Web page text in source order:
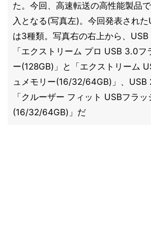
た。今回、高速転送の高性能製品
入となる(写真左)。今回発表され
は3種類。写真右の右上から、
「エクストリーム プロ USB 3.0フ
ー(128GB)」と「エクストリーム
ュメモリー(16/32/64GB)」、USB
「クルーザー フィット USBフラ
(16/32/64GB)」だ